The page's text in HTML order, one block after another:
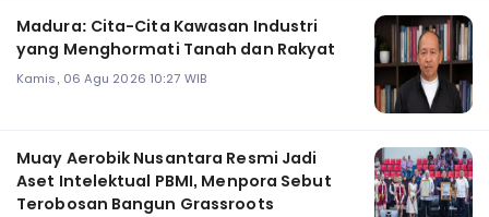
Madura: Cita-Cita Kawasan Industri
yang Menghormati Tanah dan Rakyat
Kamis, 06 Agu 2026 10:27 WIB
Muay Aerobik Nusantara Resmi Jadi
Aset Intelektual PBMI, Menpora Sebut
Terobosan Bangun Grassroots